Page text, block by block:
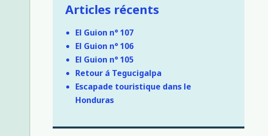
Articles récents
El Guion n° 107
El Guion n° 106
El Guion n° 105
Retour á Tegucigalpa
Escapade touristique dans le
Honduras